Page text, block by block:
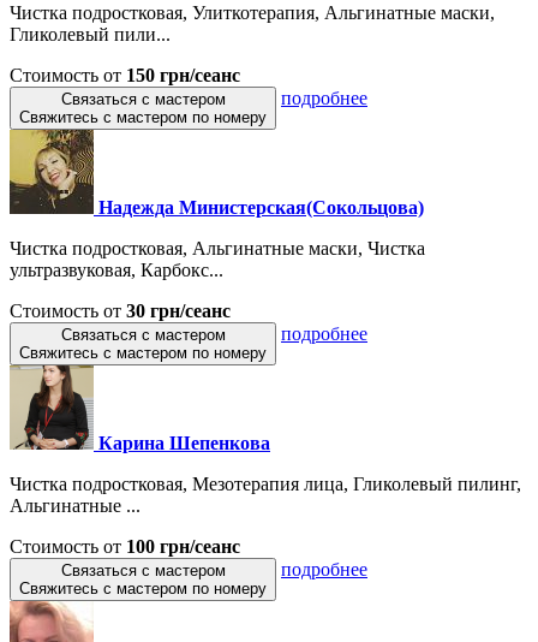
Чистка подростковая, Улиткотерапия, Альгинатные маски,
Гликолевый пили...
Стоимость от 150 грн/сеанс
Связаться с мастером
Свяжитесь с мастером по номеру
подробнее
Надежда Министерская(Сокольцова)
Чистка подростковая, Альгинатные маски, Чистка
ультразвуковая, Карбокс...
Стоимость от 30 грн/сеанс
Связаться с мастером
Свяжитесь с мастером по номеру
подробнее
Карина Шепенкова
Чистка подростковая, Мезотерапия лица, Гликолевый пилинг,
Альгинатные ...
Стоимость от 100 грн/сеанс
Связаться с мастером
Свяжитесь с мастером по номеру
подробнее